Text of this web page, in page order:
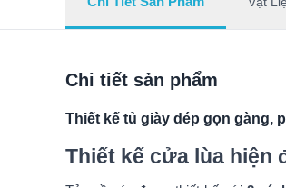
Chi tiết sản phẩm
Thiết kế tủ giày dép gọn gàng,
Thiết kế cửa lùa hiện